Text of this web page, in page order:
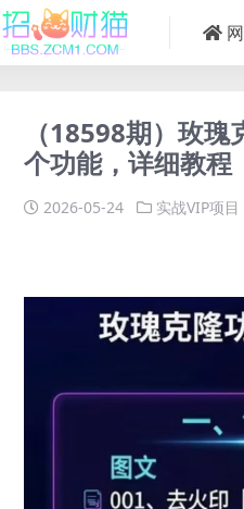
（18598期）玫
个功能，详细教程
2026-05-24 实战VIP项目